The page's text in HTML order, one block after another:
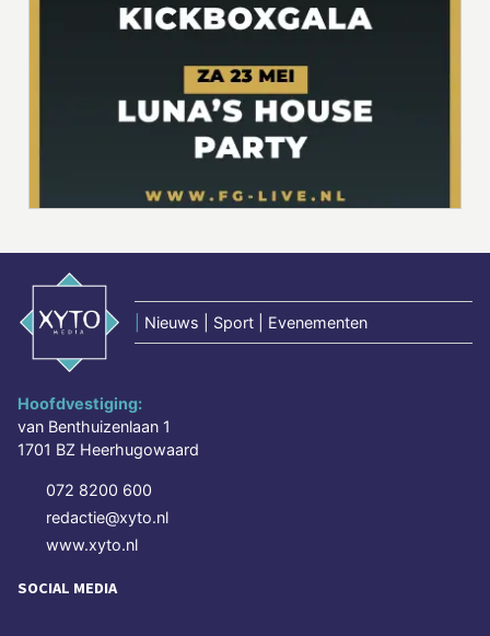
Nieuws | Sport | Evenementen
Hoofdvestiging:
van Benthuizenlaan 1
1701 BZ Heerhugowaard
072 8200 600
redactie@xyto.nl
www.xyto.nl
SOCIAL MEDIA